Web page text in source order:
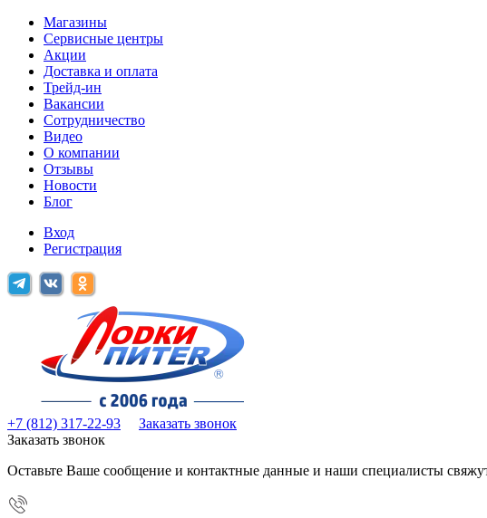
Магазины
Сервисные центры
Акции
Доставка и оплата
Трейд-ин
Вакансии
Сотрудничество
Видео
О компании
Отзывы
Новости
Блог
Вход
Регистрация
+7 (812) 317-22-93
Заказать звонок
Заказать звонок
Оставьте Ваше сообщение и контактные данные и наши специалисты